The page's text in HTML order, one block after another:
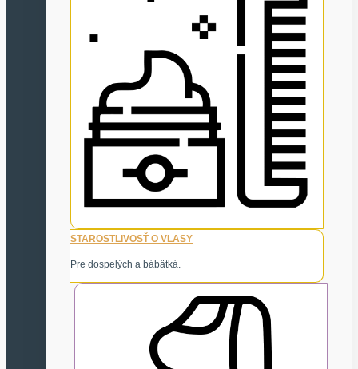
STAROSTLIVOSŤ O VLASY
Pre dospelých a bábätká.